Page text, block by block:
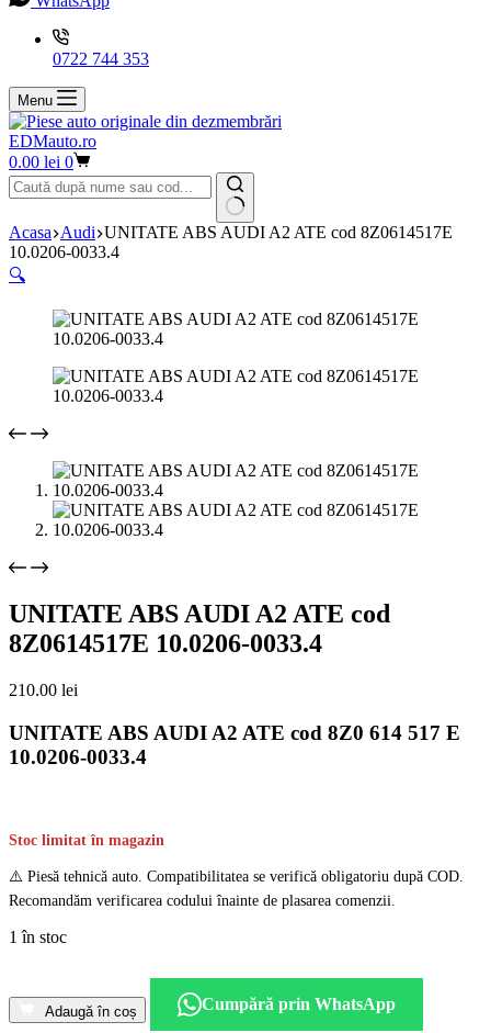
0722 744 353
Menu
EDMauto.ro
Coș
de
cumpărături
0.00 lei 0
Niciun
rezultat
Acasa Audi UNITATE ABS AUDI A2 ATE cod 8Z0614517E
10.0206-0033.4
🔍
UNITATE ABS AUDI A2 ATE cod
8Z0614517E 10.0206-0033.4
210.00 lei
UNITATE ABS AUDI A2 ATE cod 8Z0 614 517 E
10.0206-0033.4
Stoc limitat în magazin
⚠️ Piesă tehnică auto. Compatibilitatea se verifică obligatoriu după COD.
Recomandăm verificarea codului înainte de plasarea comenzii.
1 în stoc
UNITATE
Adaugă în coș
Cumpără prin WhatsApp